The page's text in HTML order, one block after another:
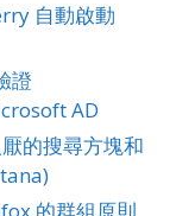
自動啟動
證
AD
的搜尋方塊和